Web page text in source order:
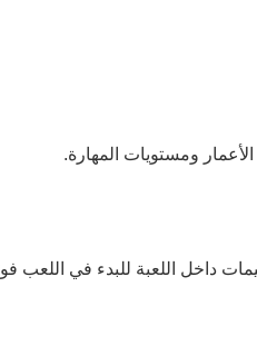
ومستويات المهارة.
داخل اللعبة للبدء في اللعب